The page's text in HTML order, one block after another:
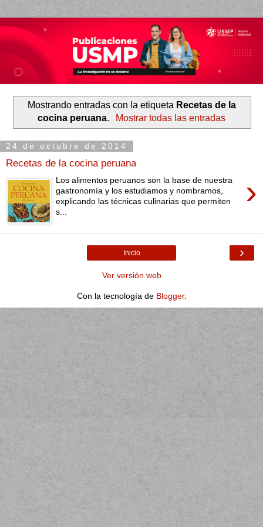
Mostrando entradas con la etiqueta Recetas de la
cocina peruana. Mostrar todas las entradas
24 de octubre de 2014
Recetas de la cocina peruana
›
Los alimentos peruanos son la base de nuestra
gastronomía y los estudiamos y nombramos,
explicando las técnicas culinarias que permiten
s...
›
Inicio
Ver versión web
Con la tecnología de Blogger.